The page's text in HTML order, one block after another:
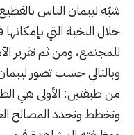
شبّه ليبمان الناس
خلال النخبة التي
للمجتمع، ومن ثم تقرير
وبالتالي حسب تصور
من طبقتين: الأولى هي
وتخطط وتحدد المصالح